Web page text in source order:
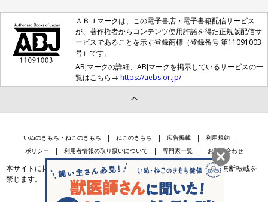
ＡＢＪマークは、この電子書店・電子書籍配信サービス
が、著作権者からコンテンツ使用許諾を得た正規版配信サ
ービスであることを示す登録商標（登録番号 第11091003
号）です。
ABJマークの詳細、ABJマークを掲示しているサービスの一
覧はこちら→ https://aebs.or.jp/
いぬのきもち・ねこのきもち ねこのきもち 広告掲載
利用規約
ポリシー
利用者情報の取り扱いについて 専門家一覧 お問い合わせ
本サイトに掲載されている記事・写真・イラスト等のコンテンツの無断転載を
禁じます。
会社案内 個人情報保護法に基づく公表事項等